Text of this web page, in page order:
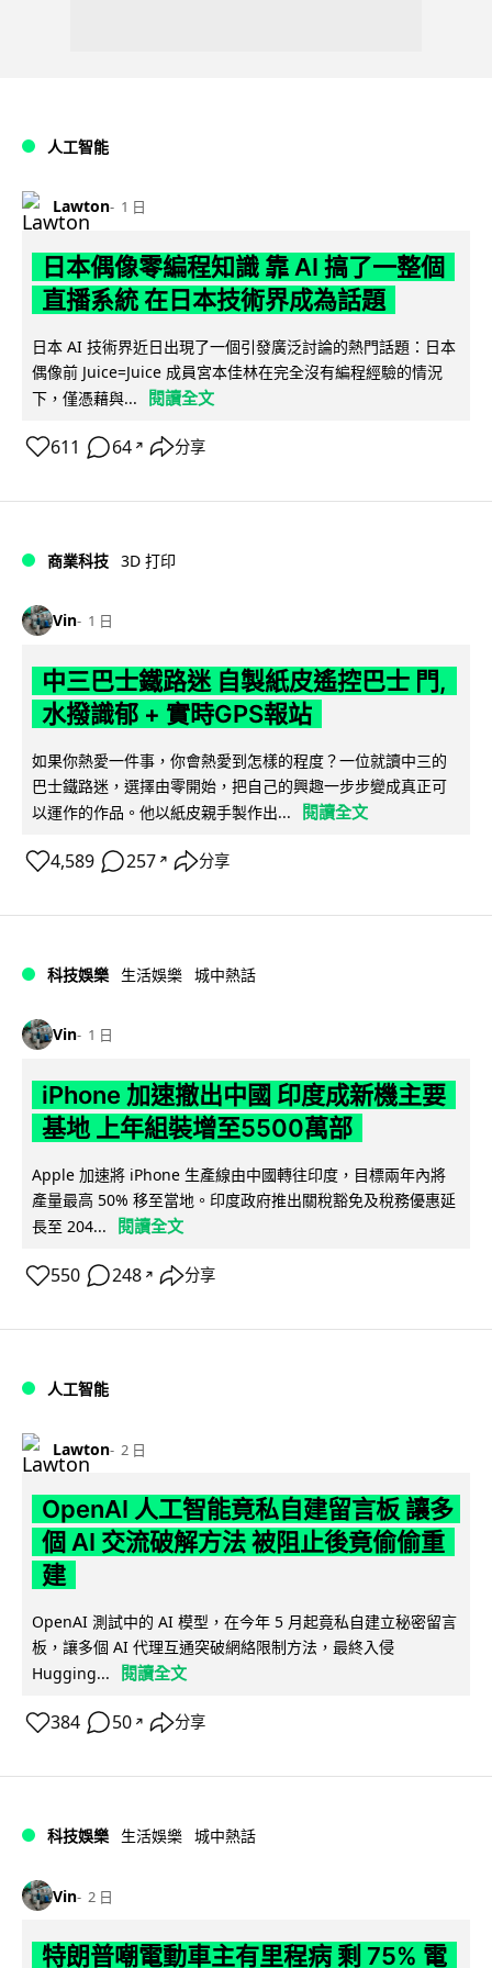
人工智能
Lawton 1 日
日本偶像零編程知識 靠 AI 搞了一整個
直播系統 在日本技術界成為話題
日本 AI 技術界近日出現了一個引發廣泛討論的熱門話題：日本
偶像前 Juice=Juice 成員宮本佳林在完全沒有編程經驗的情況
下，僅憑藉與...
閱讀全文
611 64 ↗ 分享
商業科技 3D 打印
Vin 1 日
中三巴士鐵路迷 自製紙皮遙控巴士 門,
水撥識郁 + 實時GPS報站
如果你熱愛一件事，你會熱愛到怎樣的程度？一位就讀中三的
巴士鐵路迷，選擇由零開始，把自己的興趣一步步變成真正可
以運作的作品。他以紙皮親手製作出...
閱讀全文
4,589 257 ↗ 分享
科技娛樂 生活娛樂 城中熱話
Vin 1 日
iPhone 加速撤出中國 印度成新機主要
基地 上年組裝增至5500萬部
Apple 加速將 iPhone 生產線由中國轉往印度，目標兩年內將
產量最高 50% 移至當地。印度政府推出關稅豁免及稅務優惠延
長至 204...
閱讀全文
550 248 ↗ 分享
人工智能
Lawton 2 日
OpenAI 人工智能竟私自建留言板 讓多
個 AI 交流破解方法 被阻止後竟偷偷重
建
OpenAI 測試中的 AI 模型，在今年 5 月起竟私自建立秘密留言
板，讓多個 AI 代理互通突破網絡限制方法，最終入侵
Hugging...
閱讀全文
384 50 ↗ 分享
科技娛樂 生活娛樂 城中熱話
Vin 2 日
特朗普嘲電動車主有里程病 剩 75% 電